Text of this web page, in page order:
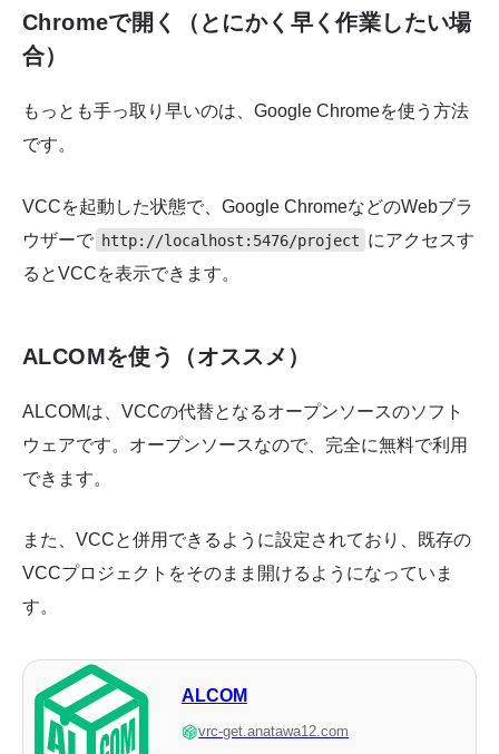
Chromeで開く（とにかく早く作業したい場
合）
もっとも手っ取り早いのは、Google Chromeを使う方法
です。
VCCを起動した状態で、Google ChromeなどのWebブラ
ウザーで http://localhost:5476/project にアクセスす
るとVCCを表示できます。
ALCOMを使う（オススメ）
ALCOMは、VCCの代替となるオープンソースのソフト
ウェアです。オープンソースなので、完全に無料で利用
できます。
また、VCCと併用できるように設定されており、既存の
VCCプロジェクトをそのまま開けるようになっていま
す。
ALCOM
vrc-get.anatawa12.com